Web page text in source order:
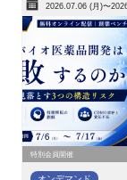
2026.07.06 (月)〜
特別会員開催